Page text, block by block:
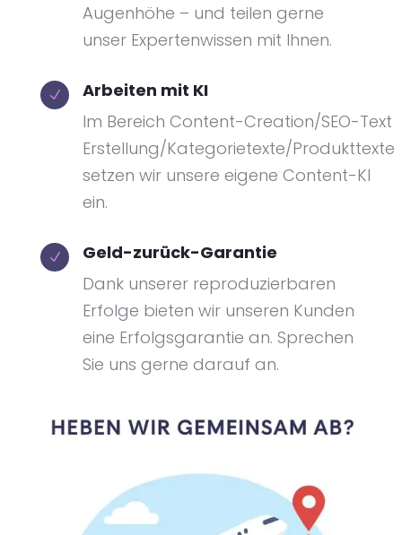
Augenhöhe – und teilen gerne
unser Expertenwissen mit Ihnen.
N
Arbeiten mit KI
Im Bereich Content-Creation/SEO-Text
Erstellung/Kategorietexte/Produkttexte
setzen wir unsere eigene Content-KI
ein.
N
Geld-zurück-Garantie
Dank unserer reproduzierbaren
Erfolge bieten wir unseren Kunden
eine Erfolgsgarantie an. Sprechen
Sie uns gerne darauf an.